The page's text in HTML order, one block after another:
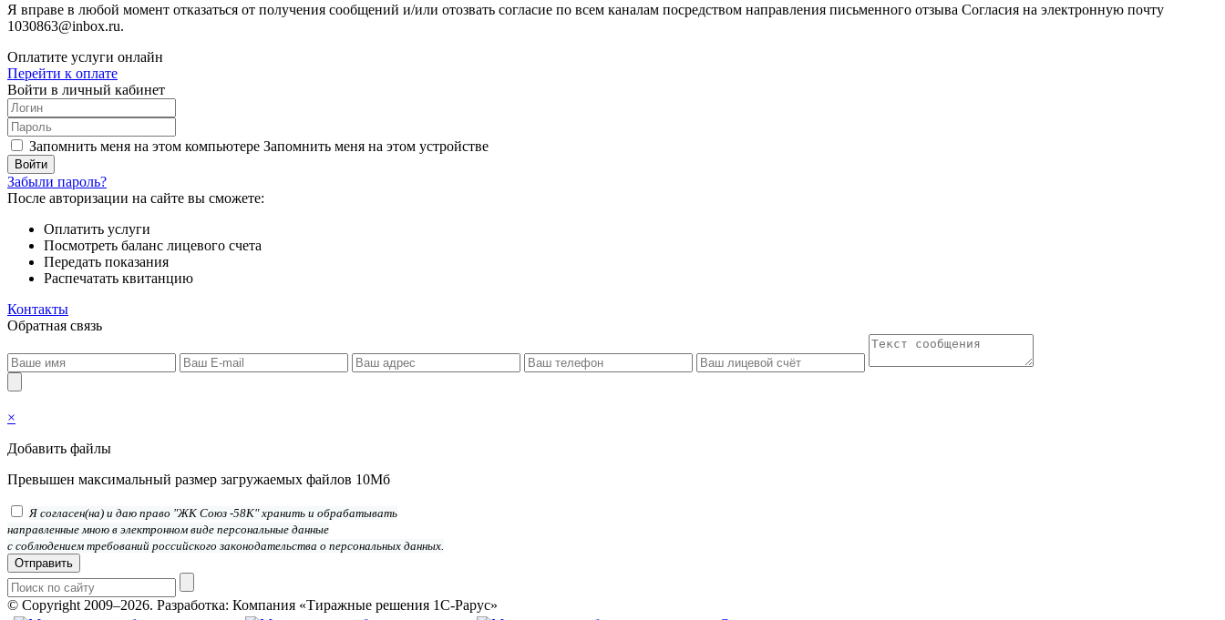
Я вправе в любой момент отказаться от получения сообщений и/или отозвать согласие по всем каналам посредством направления письменного отзыва Согласия на электронную почту
1030863@inbox.ru.
Оплатите услуги онлайн
Перейти к оплате
Войти в личный кабинет
Запомнить меня на этом компьютере Запомнить меня на этом устройстве
Забыли пароль?
После авторизации на сайте вы сможете:
Оплатить услуги
Посмотреть баланс лицевого счета
Передать показания
Распечатать квитанцию
Контакты
Обратная связь
×
Добавить файлы
Превышен максимальный размер загружаемых файлов 10Мб
Я согласен(на) и даю право "ЖК Союз -58К" хранить и обрабатывать
направленные мною в электронном виде персональные данные
с соблюдением требований российского законодательства о персональных данных.
Отправить
© Copyright 2009–2026. Разработка: Компания «Тиражные решения 1С-Рарус»